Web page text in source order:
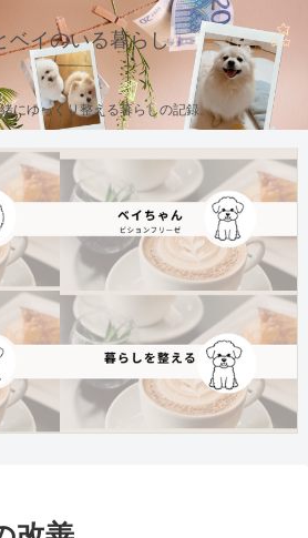
ベイのいる暮らし
にゆっくり整える暮らしの記録。